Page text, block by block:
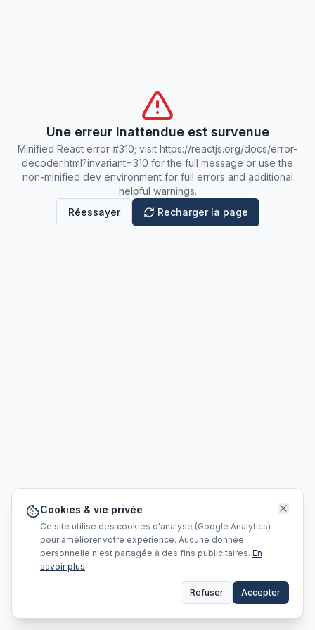
Une erreur inattendue est survenue
Minified React error #310; visit https://reactjs.org/docs/error-
decoder.html?invariant=310 for the full message or use the
non-minified dev environment for full errors and additional
helpful warnings.
Réessayer
Recharger la page
Cookies & vie privée
Ce site utilise des cookies d'analyse (Google Analytics)
pour améliorer votre expérience. Aucune donnée
personnelle n'est partagée à des fins publicitaires. En
savoir plus
Refuser Accepter